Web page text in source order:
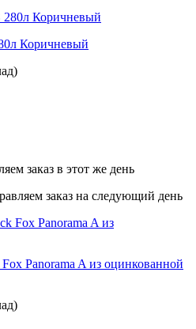
Коричневый
заказ в этот же день
заказ на следующий день
Panorama A из оцинкованной